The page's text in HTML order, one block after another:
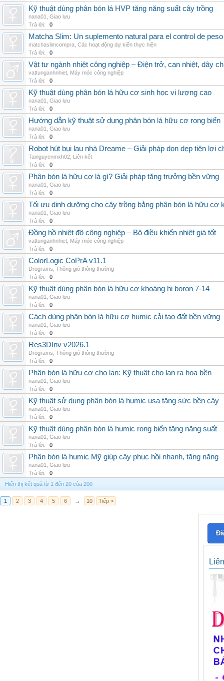
Kỹ thuật dùng phân bón lá HVP tăng năng suất cây trồng
nana01
Giao lưu
Trả lời:
0
Matcha Slim: Un suplemento natural para el control de peso
matchaslimcompra Các hoạt động dự kiến thực hiện
Trả lời:
0
Vật tư ngành nhiệt công nghiệp – Điện trở, can nhiệt, dây
vattunganhnhiet Máy móc công nghiệp
Trả lời:
0
Kỹ thuật dùng phân bón lá hữu cơ sinh học vi lượng cao
nana01
Giao lưu
Trả lời:
0
Hướng dẫn kỹ thuật sử dụng phân bón lá hữu cơ rong biển
nana01
Giao lưu
Trả lời:
0
Robot hút bụi lau nhà Dreame – Giải pháp dọn dẹp tiện lợi
Tainguyenmxh02 Liên kết
Trả lời:
0
Phân bón lá hữu cơ là gì? Giải pháp tăng trưởng bền vững
nana01
Giao lưu
Trả lời:
0
Tối ưu dinh dưỡng cho cây trồng bằng phân bón lá hữu cơ
nana01
Giao lưu
Trả lời:
0
Đồng hồ nhiệt độ công nghiệp – Bộ điều khiển nhiệt giá tốt
vattunganhnhiet Máy móc công nghiệp
Trả lời:
0
ColorLogic CoPrA v11.1
Drograms Thông gió thông thường
Trả lời:
0
Kỹ thuật dùng phân bón lá hữu cơ khoáng hi boron 7-14
nana01
Giao lưu
Trả lời:
0
Cách dùng phân bón lá hữu cơ humic cải tạo đất bền vững
nana01
Giao lưu
Trả lời:
0
Res3DInv v2026.1
Drograms Thông gió thông thường
Trả lời:
0
Phân bón lá hữu cơ cho lan: Kỹ thuật cho lan ra hoa bền
nana01
Giao lưu
Trả lời:
0
Kỹ thuật sử dụng phân bón lá humic usa tăng sức bền cây
nana01
Giao lưu
Trả lời:
0
Kỹ thuật dùng phân bón lá humic rong biển tăng năng suất
nana01
Giao lưu
Trả lời:
0
Phân bón lá humic Mỹ giúp cây phục hồi nhanh, tăng năng
nana01
Giao lưu
Trả lời:
0
Hiển thị kết quả từ 1 đến 20 của 200
1 2 3 4 5 6 → 10 Tiếp >